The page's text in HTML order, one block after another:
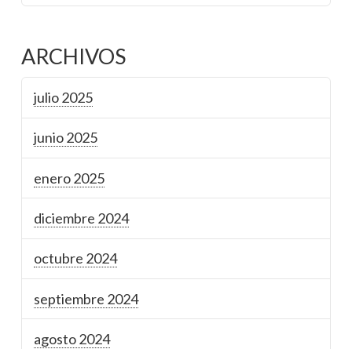
ARCHIVOS
julio 2025
junio 2025
enero 2025
diciembre 2024
octubre 2024
septiembre 2024
agosto 2024